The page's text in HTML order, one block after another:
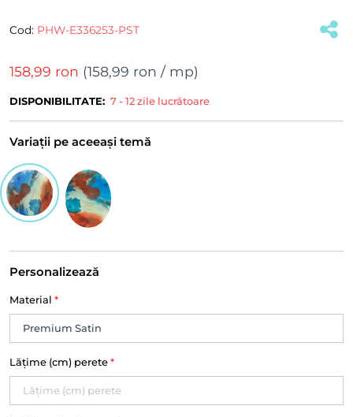
Cod: PHW-E336253-PST
158,99 ron (158,99 ron / mp)
DISPONIBILITATE: 7 - 12 zile lucrătoare
Variații pe aceeași temă
Personalizează
Material *
Lățime (cm) perete *